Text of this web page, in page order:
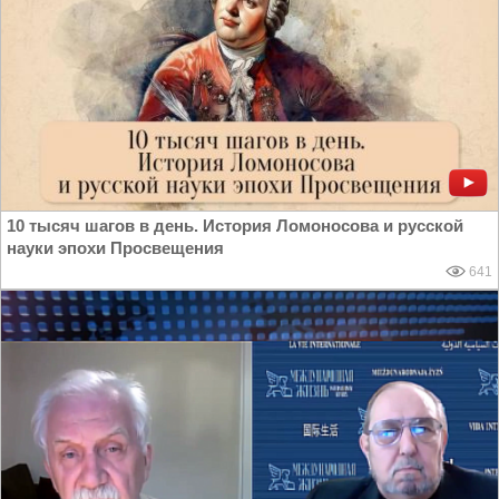
10 тысяч шагов в день. История Ломоносова и русской
науки эпохи Просвещения
641